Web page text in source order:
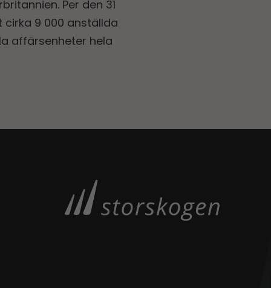
Per den 31
cirka 9 000 anställda
affärsenheter hela